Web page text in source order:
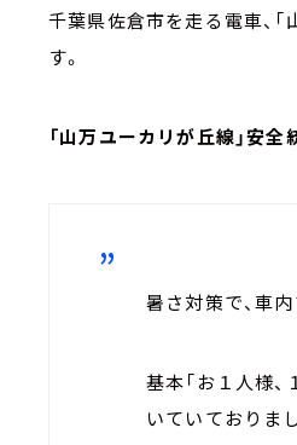
千葉県佐倉市を走る電車、
す。
「山万ユーカリが丘線」安
暑さ対策で、車
基本「お１人様
いていておりま